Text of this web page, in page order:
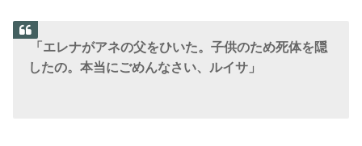
「エレナがアネの父をひいた。子供のため死体を隠
したの。本当にごめんなさい、ルイサ」